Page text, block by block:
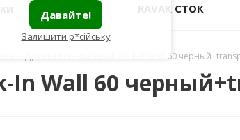
Давайте!
Залишити р*сійську
Акции RAVAK СТОК
Душевая стенка Ravak Walk-In Wall 60
In Wall 60